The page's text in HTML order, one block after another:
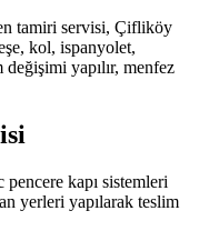
tamiri servisi, Çifliköy
kol, ispanyolet,
yapılır, menfez
kapı sistemleri
yerleri yapılarak teslim